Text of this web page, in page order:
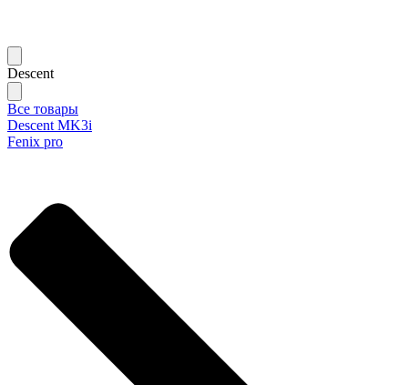
Descent
Все товары
Descent MK3i
Fenix pro